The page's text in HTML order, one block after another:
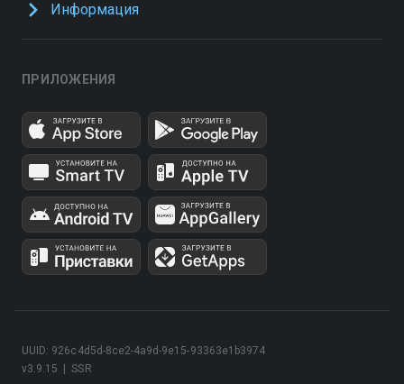
Информация
ПРИЛОЖЕНИЯ
v3.9.15 SSR
UUID: 926c4d5d-8ce2-4a9d-9e15-93363e1b3974